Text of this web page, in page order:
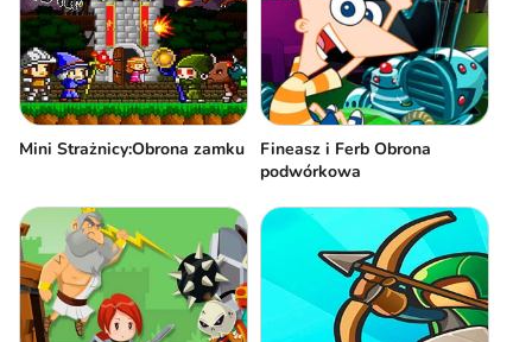
Mini Strażnicy:Obrona zamku
Fineasz i Ferb Obrona
podwórkowa